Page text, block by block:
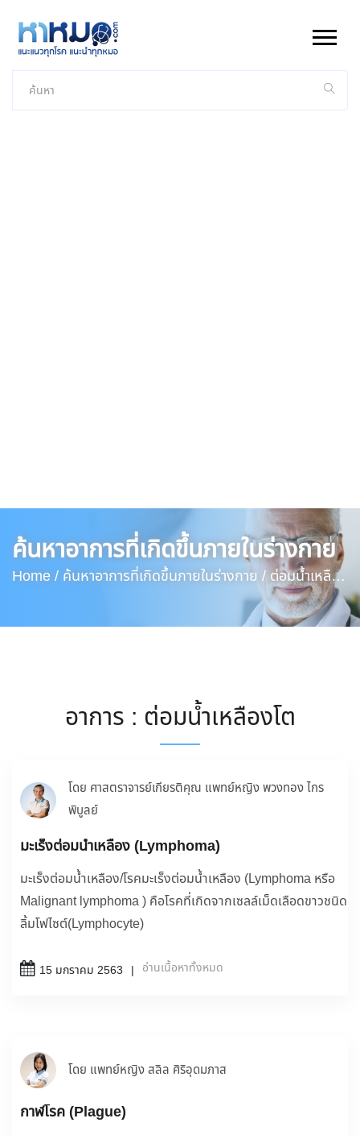
ค้นหาอาการที่เกิดขึ้นภายในร่างกาย
Home / ค้นหาอาการที่เกิดขึ้นภายในร่างกาย / ต่อมน้ำเหลือง
อาการ : ต่อมน้ำเหลืองโต
โดย ศาสตราจารย์เกียรติคุณ แพทย์หญิง พวงทอง ไกร
พิบูลย์
มะเร็งต่อมน้ำเหลือง (Lymphoma)
มะเร็งต่อมน้ำเหลือง/โรคมะเร็งต่อมน้ำเหลือง (Lymphoma หรือ
Malignant lymphoma ) คือโรคที่เกิดจากเซลล์เม็ดเลือดขาวชนิด
ลิ้มโฟไซต์(Lymphocyte)
15 มกราคม 2563 อ่านเนื้อหาทั้งหมด
โดย แพทย์หญิง สลิล ศิริอุดมภาส
กาฬโรค (Plague)